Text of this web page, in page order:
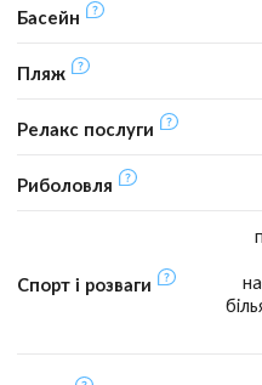
Басейн
Пляж
Релакс послуги
Риболовля
Спорт і розваги